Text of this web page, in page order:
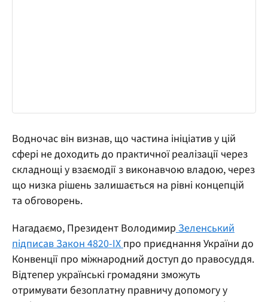
Водночас він визнав, що частина ініціатив у цій
сфері не доходить до практичної реалізації через
складнощі у взаємодії з виконавчою владою, через
що низка рішень залишається на рівні концепцій
та обговорень.
Нагадаємо, Президент ВолодимирЗеленський
підписав Закон 4820-IXпро приєднання України до
Конвенції про міжнародний доступ до правосуддя.
Відтепер українські громадяни зможуть
отримувати безоплатну правничу допомогу у